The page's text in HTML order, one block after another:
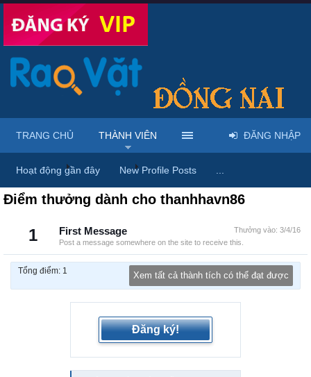
Trang chủ Thành viên thanhhavn86
Điểm thưởng dành cho thanhhavn86
1 Thưởng vào: 3/4/16
First Message
Post a message somewhere on the site to receive this.
Tổng điểm: 1 Xem tất cả thành tích có thể đạt được
Đăng ký!
TRANG CHỦ THÀNH VIÊN
Hoạt động gần đây New Profile Posts
ĐĂNG NHẬP